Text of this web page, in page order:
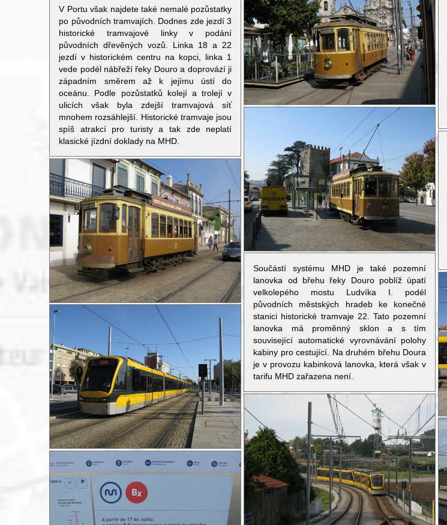
V Portu však najdete také nemalé pozůstatky
po původních tramvajích. Dodnes zde jezdí 3
historické tramvajové linky v podání
původních dřevěných vozů. Linka 18 a 22
jezdí v historickém centru na kopci, linka 1
vede podél nábřeží řeky Douro a doprovází ji
západním směrem až k jejímu ústí do
oceánu. Podle pozůstatků kolejí a trolejí v
ulicích však byla zdejší tramvajová síť
mnohem rozsáhlejší. Historické tramvaje jsou
spíš atrakcí pro turisty a tak zde neplatí
klasické jízdní doklady na MHD.
Součástí systému MHD je také pozemní
lanovka od břehu řeky Douro poblíž úpatí
velkolepého mostu Ludvíka I. podél
původních městských hradeb ke konečné
stanici historické tramvaje 22. Tato pozemní
lanovka má proměnný sklon a s tím
související automatické vyrovnávání polohy
kabiny pro cestující. Na druhém břehu Doura
je v provozu kabinková lanovka, která však v
tarifu MHD zařazena není.